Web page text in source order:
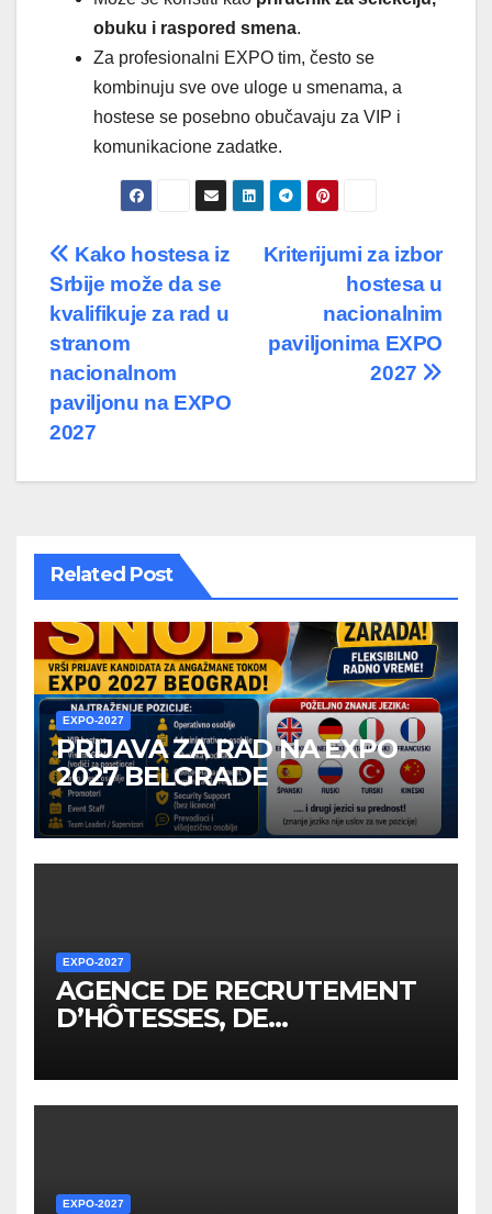
obuku i raspored smena.
Za profesionalni EXPO tim, često se
kombinuju sve ove uloge u smenama, a
hostese se posebno obučavaju za VIP i
komunikacione zadatke.
Post
navigation
Kriterijumi za izbor
hostesa u
nacionalnim
paviljonima EXPO
2027
Kako hostesa iz
Srbije može da se
kvalifikuje za rad u
stranom
nacionalnom
paviljonu na EXPO
2027
Related Post
EXPO-2027
PRIJAVA ZA RAD NA EXPO
2027 BELGRADE
EXPO-2027
AGENCE DE RECRUTEMENT
D’HÔTESSES, DE
PROMOTEURS ET D’AUTRES
EMPLOYÉS POUR LES
EXPO-2027